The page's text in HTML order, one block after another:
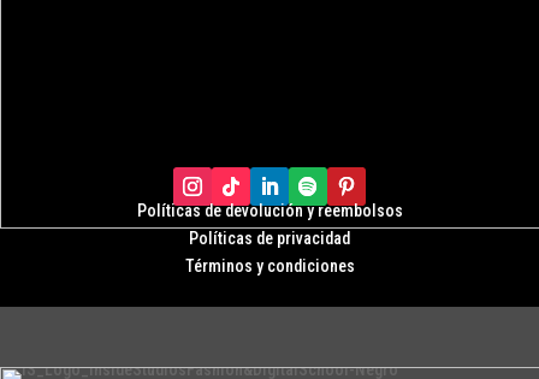
Políticas de devolución y reembolsos
Políticas de privacidad
Términos y condiciones